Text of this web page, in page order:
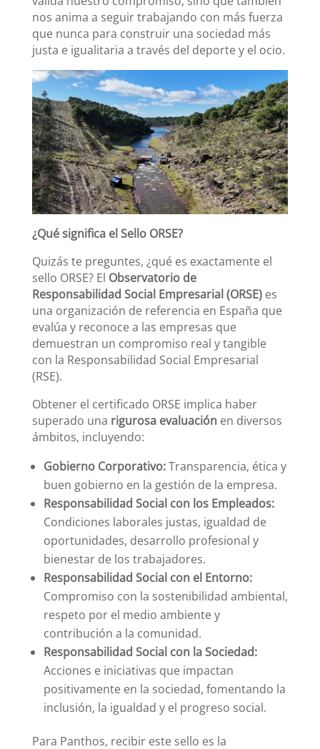
nos anima a seguir trabajando con más fuerza
que nunca para construir una sociedad más
justa e igualitaria a través del deporte y el ocio.
¿Qué significa el Sello ORSE?
Quizás te preguntes, ¿qué es exactamente el
sello ORSE? El Observatorio de
Responsabilidad Social Empresarial (ORSE)es
una organización de referencia en España que
evalúa y reconoce a las empresas que
demuestran un compromiso real y tangible
con la Responsabilidad Social Empresarial
(RSE).
Obtener el certificado ORSE implica haber
superado una rigurosa evaluaciónen diversos
ámbitos, incluyendo:
Gobierno Corporativo:Transparencia, ética y
buen gobierno en la gestión de la empresa.
Responsabilidad Social con los Empleados:
Condiciones laborales justas, igualdad de
oportunidades, desarrollo profesional y
bienestar de los trabajadores.
Responsabilidad Social con el Entorno:
Compromiso con la sostenibilidad ambiental,
respeto por el medio ambiente y
contribución a la comunidad.
Responsabilidad Social con la Sociedad:
Acciones e iniciativas que impactan
positivamente en la sociedad, fomentando la
inclusión, la igualdad y el progreso social.
Para Panthos, recibir este sello es la